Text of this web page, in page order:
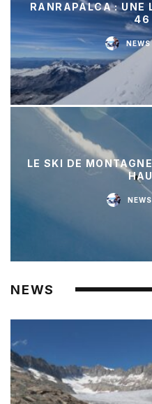
RANRAPALCA : UNE
46
NEWS
LE SKI DE
NEWS
NEWS